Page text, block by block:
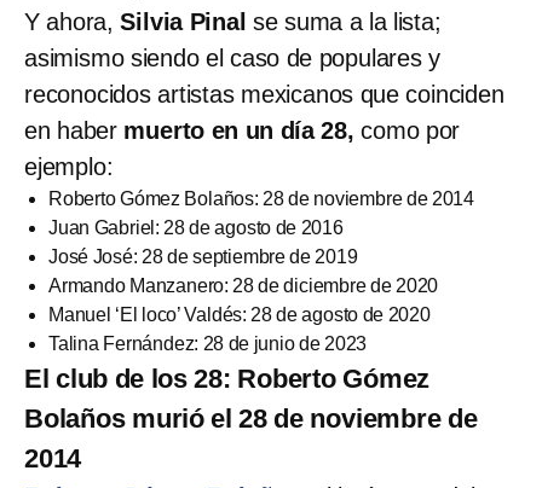
Y ahora, Silvia Pinal se suma a la lista;
asimismo siendo el caso de populares y
reconocidos artistas mexicanos que coinciden
en haber muerto en un día 28, como por
ejemplo:
Roberto Gómez Bolaños: 28 de noviembre de 2014
Juan Gabriel: 28 de agosto de 2016
José José: 28 de septiembre de 2019
Armando Manzanero: 28 de diciembre de 2020
Manuel ‘El loco’ Valdés: 28 de agosto de 2020
Talina Fernández: 28 de junio de 2023
El club de los 28: Roberto Gómez
Bolaños murió el 28 de noviembre de
2014